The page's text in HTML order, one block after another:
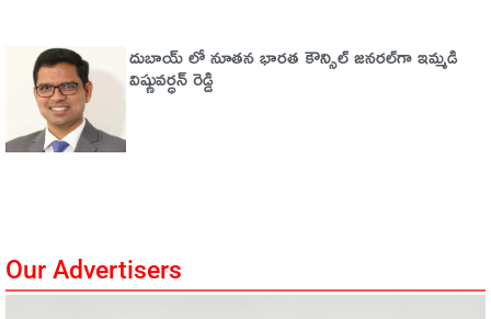
దుబాయ్ లో నూతన భారత కౌన్సిల్ జనరల్‌గా ఇమ్మడి
విష్ణువర్ధన్ రెడ్డి
Our Advertisers